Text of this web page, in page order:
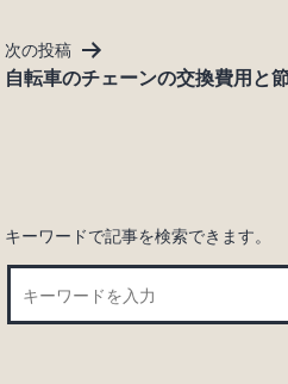
ー
シ
次の投稿
自転車のチェーンの交換費用と
キーワードで記事を検索できます。